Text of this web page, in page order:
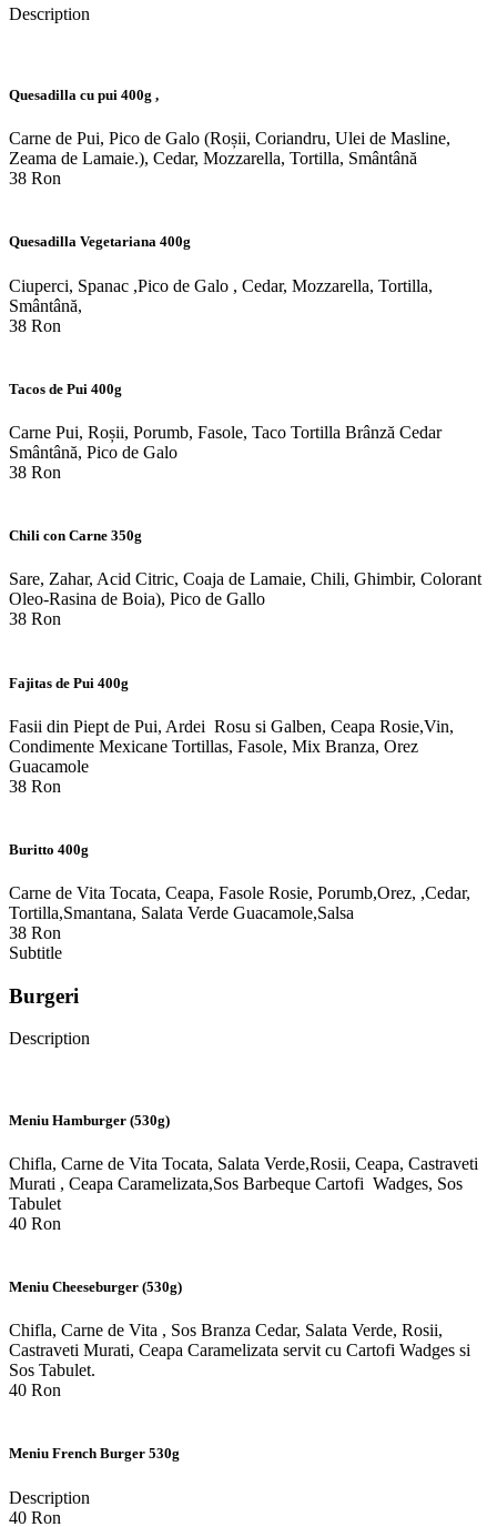
Description
Quesadilla cu pui 400g ,
Carne de Pui, Pico de Galo (Roșii, Coriandru, Ulei de Masline,
Zeama de Lamaie.), Cedar, Mozzarella, Tortilla, Smântână
38 Ron
Quesadilla Vegetariana 400g
Ciuperci, Spanac ,Pico de Galo , Cedar, Mozzarella, Tortilla,
Smântână,
38 Ron
Tacos de Pui 400g
Carne Pui, Roșii, Porumb, Fasole, Taco Tortilla Brânză Cedar
Smântână, Pico de Galo
38 Ron
Chili con Carne 350g
Sare, Zahar, Acid Citric, Coaja de Lamaie, Chili, Ghimbir, Colorant
Oleo-Rasina de Boia), Pico de Gallo
38 Ron
Fajitas de Pui 400g
Fasii din Piept de Pui, Ardei Rosu si Galben, Ceapa Rosie,Vin,
Condimente Mexicane Tortillas, Fasole, Mix Branza, Orez
Guacamole
38 Ron
Buritto 400g
Carne de Vita Tocata, Ceapa, Fasole Rosie, Porumb,Orez, ,Cedar,
Tortilla,Smantana, Salata Verde Guacamole,Salsa
38 Ron
Subtitle
Burgeri
Description
Meniu Hamburger (530g)
Chifla, Carne de Vita Tocata, Salata Verde,Rosii, Ceapa, Castraveti
Murati , Ceapa Caramelizata,Sos Barbeque Cartofi Wadges, Sos
Tabulet
40 Ron
Meniu Cheeseburger (530g)
Chifla, Carne de Vita , Sos Branza Cedar, Salata Verde, Rosii,
Castraveti Murati, Ceapa Caramelizata servit cu Cartofi Wadges si
Sos Tabulet.
40 Ron
Meniu French Burger 530g
Description
40 Ron